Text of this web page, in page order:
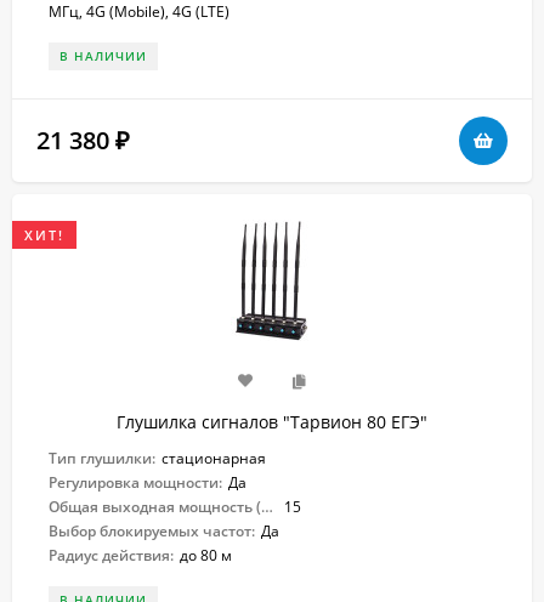
МГц, 4G (Mobile), 4G (LTE)
В НАЛИЧИИ
21 380 ₽
ХИТ!
Глушилка сигналов "Тарвион ​80 ЕГЭ"
Тип глушилки: стационарная
Регулировка мощности: Да
Общая выходная мощность (Вт):
15
Выбор блокируемых частот: Да
Радиус действия: до 80 м